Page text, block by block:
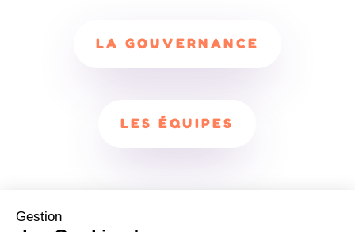
LA GOUVERNANCE
LES ÉQUIPES
Gestion